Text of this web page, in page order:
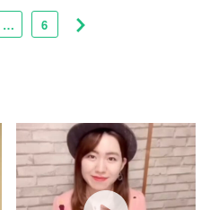
けて歌うこと」
… 6